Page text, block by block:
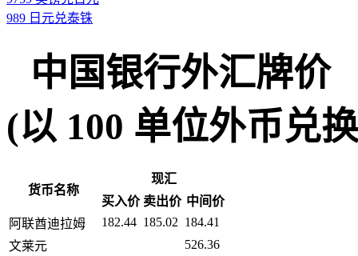
989 日元兑泰铢
中国银行外汇牌价
(以 100 单位外币兑
货币名称
现汇
买入价 卖出价 中间价
阿联酋迪拉姆
182.44 185.02 184.41
文莱元
526.36